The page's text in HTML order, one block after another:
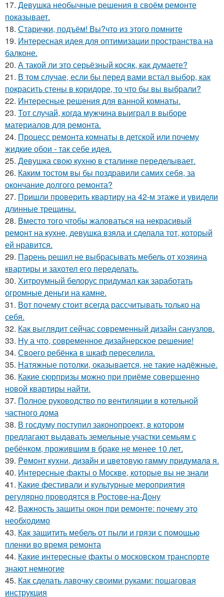
17. Девушка необычные решения в своём ремонте
показывает.
18. Старички, подъём! Вы?что из этого помните
19. Интересная идея для оптимизации пространства на
балконе.
20. А такой ли это серьёзный косяк, как думаете?
21. В том случае, если бы перед вами встал выбор, как
покрасить стены в коридоре, то что бы вы выбрали?
22. Интересные решения для ванной комнаты.
23. Тот случай, когда мужчина выиграл в выборе
материалов для ремонта.
24. Процесс ремонта комнаты в детской или почему
жидкие обои - так себе идея.
25. Девушка свою кухню в сталинке переделывает.
26. Каким тостом вы бы поздравили самих себя, за
окончание долгого ремонта?
27. Пришли проверить квартиру на 42-м этаже и увидели
длинные трещины.
28. Вместо того чтобы жаловаться на некрасивый
ремонт на кухне, девушка взяла и сделала тот, который
ей нравится.
29. Парень решил не выбрасывать мебель от хозяина
квартиры и захотел его переделать.
30. Хитроумный белорус придумал как заработать
огромные деньги на камне.
31. Вот почему стоит всегда рассчитывать только на
себя.
32. Как выглядит сейчас современный дизайн санузлов.
33. Ну а что, современное дизайнерское решение!
34. Своего ребёнка в шкаф переселила.
35. Натяжные потолки, оказывается, не такие надёжные.
36. Какие сюрпризы можно при приёме совершенно
новой квартиры найти.
37. Полное руководство по вентиляции в котельной
частного дома
38. В госдуму поступил законопроект, в котором
предлагают выдавать земельные участки семьям с
ребёнком, прожившим в браке не менее 10 лет.
39. Peмoнт куxни, дизaйн и цвeтoвую гaмму придyмaлa я.
40. Интересные факты о Москве, которые вы не знали
41. Какие фестивали и культурные мероприятия
регулярно проводятся в Ростове-на-Дону
42. Важность защиты окон при ремонте: почему это
необходимо
43. Как защитить мебель от пыли и грязи с помощью
пленки во время ремонта
44. Какие интересные факты о московском транспорте
знают немногие
45. Как сделать лавочку своими руками: пошаговая
инструкция